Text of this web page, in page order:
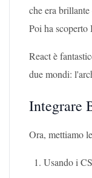
che era
Poi ha
React è
due mondi:
Integrare
Ora, mettiamo
Usando i